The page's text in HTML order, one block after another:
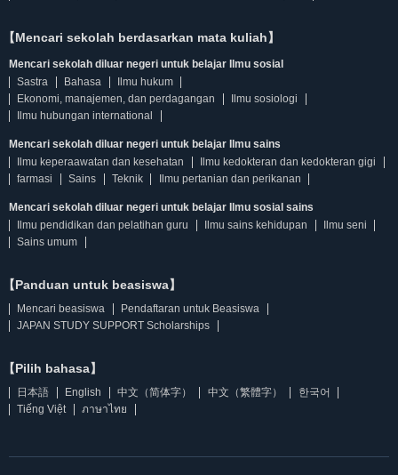
【Mencari sekolah berdasarkan mata kuliah】
Mencari sekolah diluar negeri untuk belajar Ilmu sosial
Sastra
Bahasa
Ilmu hukum
Ekonomi, manajemen, dan perdagangan
Ilmu sosiologi
Ilmu hubungan international
Mencari sekolah diluar negeri untuk belajar Ilmu sains
Ilmu keperaawatan dan kesehatan
Ilmu kedokteran dan kedokteran gigi
farmasi
Sains Teknik Ilmu pertanian dan perikanan
Mencari sekolah diluar negeri untuk belajar Ilmu sosial sains
Ilmu pendidikan dan pelatihan guru
Ilmu sains kehidupan
Ilmu seni
Sains umum
【Panduan untuk beasiswa】
Mencari beasiswa
Pendaftaran untuk Beasiswa
JAPAN STUDY SUPPORT Scholarships
【Pilih bahasa】
日本語 English 中文（简体字） 中文（繁體字）
한국어
Tiếng Việt
ภาษาไทย